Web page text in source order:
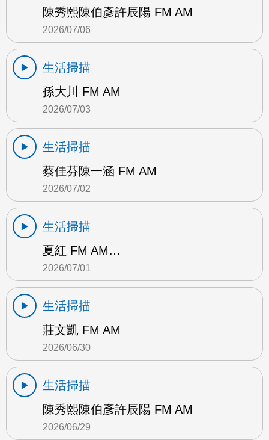
陳秀熙陳伯彥許辰陽 FM AM
2026/07/06
生活掃描
孫大川 FM AM
2026/07/03
生活掃描
蔡佳芬陳一涵 FM AM
2026/07/02
生活掃描
夏紅 FM AM…
2026/07/01
生活掃描
莊文凱 FM AM
2026/06/30
生活掃描
陳秀熙陳伯彥許辰陽 FM AM
2026/06/29